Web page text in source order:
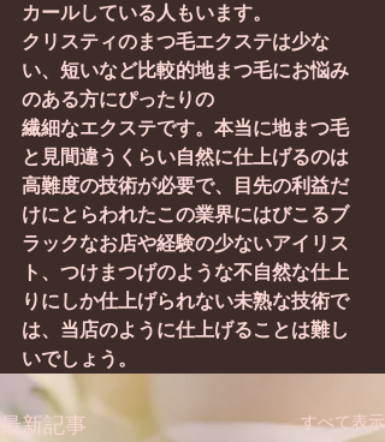
カールしている人もいます。
クリスティのまつ毛エクステは少な
い、短いなど比較的地まつ毛にお悩み
のある方にぴったりの
繊細なエクステです。本当に地まつ毛
と見間違うくらい自然に仕上げるのは
高難度の技術が必要で、目先の利益だ
けにとらわれたこの業界にはびこるブ
ラックなお店や経験の少ないアイリス
ト、つけまつげのような不自然な仕上
りにしか仕上げられない未熟な技術で
は、当店のように仕上げることは難し
いでしょう。
最新記事 すべて表示